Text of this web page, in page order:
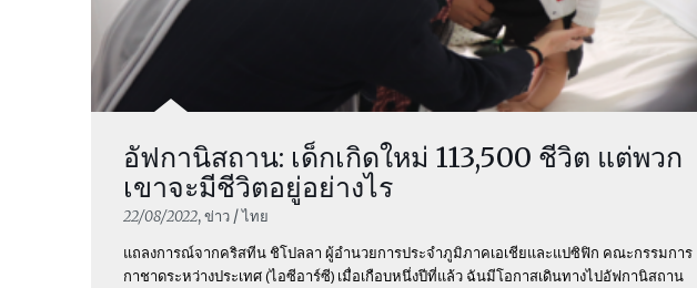
อัฟกานิสถาน: เด็กเกิดใหม่ 113,500 ชีวิต แต่พวก
เขาจะมีชีวิตอยู่อย่างไร
22/08/2022, ข่าว / ไทย
แถลงการณ์จากคริสทีน ชิโปลลา ผู้อำนวยการประจำภูมิภาคเอเชียและแปซิฟิก คณะกรรมการ
กาชาดระหว่างประเทศ (ไอซีอาร์ซี) เมื่อเกือบหนึ่งปีที่แล้ว ฉันมีโอกาสเดินทางไปอัฟกานิสถาน